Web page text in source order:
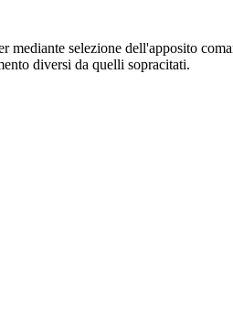
selezione dell'apposito
diversi da quelli sopracitati.